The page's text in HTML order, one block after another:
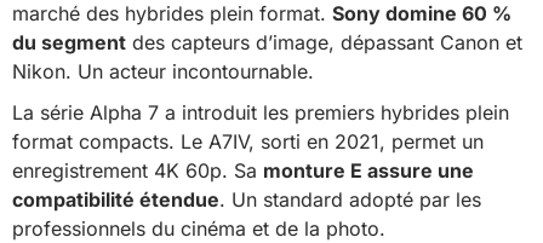
marché des hybrides plein format. Sony domine 60 %
du segment des capteurs d’image, dépassant Canon et
Nikon. Un acteur incontournable.
La série Alpha 7 a introduit les premiers hybrides plein
format compacts. Le A7IV, sorti en 2021, permet un
enregistrement 4K 60p. Sa monture E assure une
compatibilité étendue. Un standard adopté par les
professionnels du cinéma et de la photo.